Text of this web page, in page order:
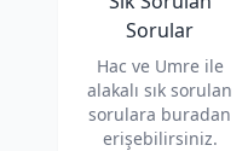
Sorular
Hac ve Umre ile
alakalı sık sorulan
sorulara buradan
erişebilirsiniz.